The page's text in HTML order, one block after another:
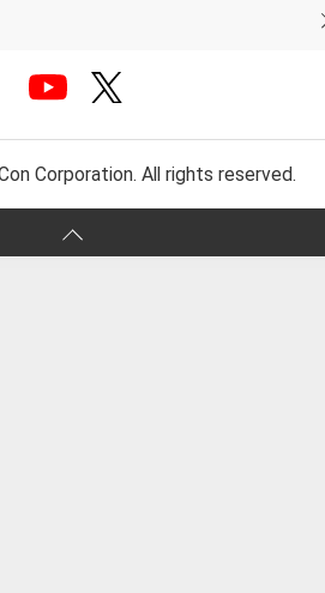
Corporation. All rights reserved.